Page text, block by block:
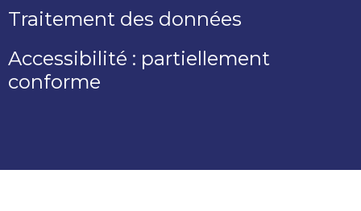
Traitement des données
Accessibilité : partiellement
conforme